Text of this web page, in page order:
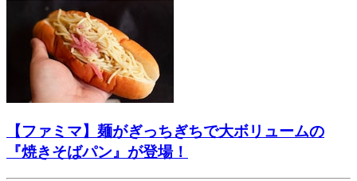
【ファミマ】麺がぎっちぎちで大ボリュームの
『焼きそばパン』が登場！